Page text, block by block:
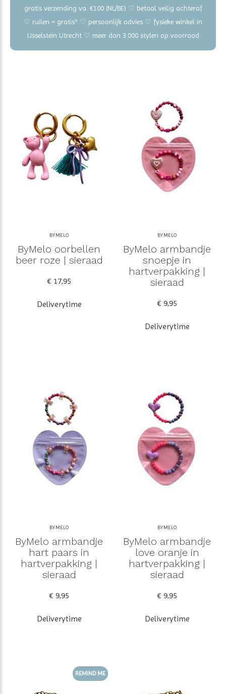
gratis verzending va. €100 (NL/BE) ♡ betaal veilig achteraf
♡ ruilen = gratis* ♡ persoonlijk advies ♡ fysieke winkel in
IJsselstein Utrecht ♡ meer dan 3.000 stylen op voorraad
BYMELO
ByMelo oorbellen
beer roze | sieraad
€ 17,95
Deliverytime
BYMELO
ByMelo armbandje
snoepje in
hartverpakking |
sieraad
€ 9,95
Deliverytime
BYMELO
ByMelo armbandje
hart paars in
hartverpakking |
sieraad
€ 9,95
Deliverytime
BYMELO
ByMelo armbandje
love oranje in
hartverpakking |
sieraad
€ 9,95
Deliverytime
REMIND ME